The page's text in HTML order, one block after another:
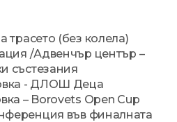
трасето (без колела)
/Адвенчър център –
състезания
- ДЛОШ Деца
– Borovets Open Cup
във финалната